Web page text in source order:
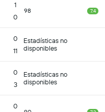
1
0
98 7.4
0
11
Estadísticas no
disponibles
0
3
Estadísticas no
disponibles
0